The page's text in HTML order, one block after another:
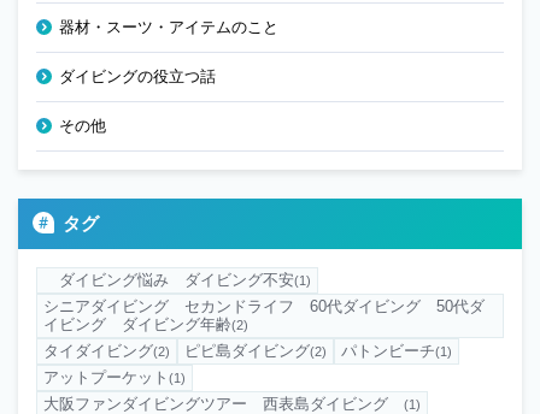
器材・スーツ・アイテムのこと
ダイビングの役立つ話
その他
タグ
ダイビング悩み ダイビング不安(1)
シニアダイビング セカンドライフ 60代ダイビング 50代ダ
イビング ダイビング年齢(2)
タイダイビング(2) ピピ島ダイビング(2) パトンビーチ(1)
アットプーケット (1)
大阪ファンダイビングツアー 西表島ダイビング (1)